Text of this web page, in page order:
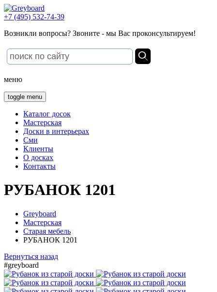
+7 (495) 532-74-39
Возникли вопросы? Звоните - мы Вас проконсультируем!
меню
toggle menu
Каталог досок
Мастерская
Доски в интерьерах
Сми
Клиенты
О досках
Контакты
РУБАНОК 1201
Greyboard
Мастерская
Старая мебель
РУБАНОК 1201
Вернуться назад
#greyboard